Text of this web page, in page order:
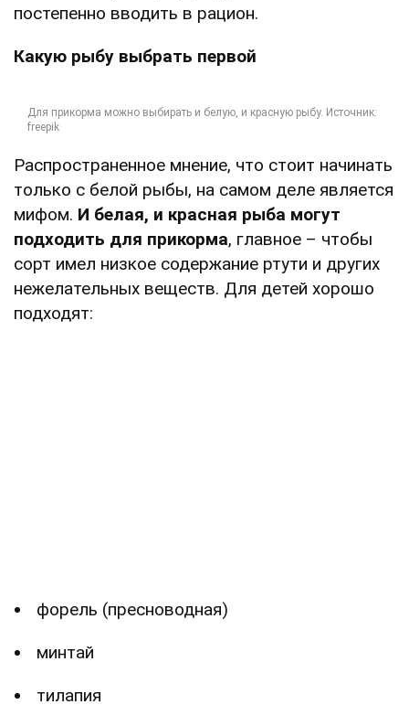
постепенно вводить в рацион.
Какую рыбу выбрать первой
Распространенное мнение, что стоит начинать
только с белой рыбы, на самом деле является
мифом. И белая, и красная рыба могут
подходить для прикорма, главное – чтобы
сорт имел низкое содержание ртути и других
нежелательных веществ. Для детей хорошо
подходят:
форель (пресноводная)
минтай
тилапия